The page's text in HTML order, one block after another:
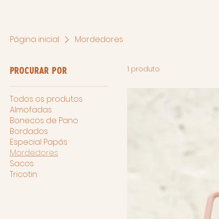
Página inicial Mordedores
Procurar por
Todos os produtos
Almofadas
Bonecos de Pano
Bordados
Especial Papás
Mordedores
Sacos
Tricotin
1 produto